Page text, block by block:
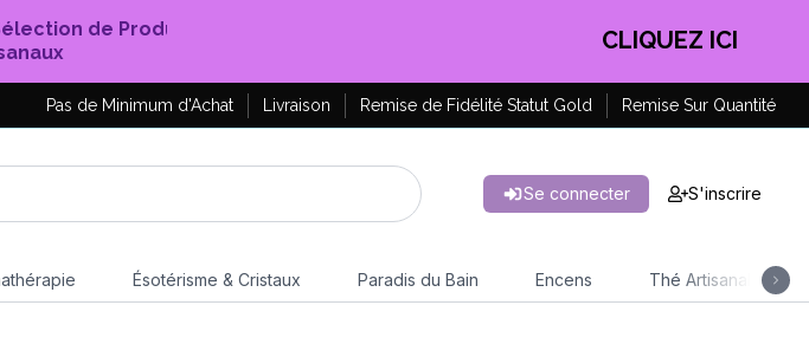
de Produits
CLIQUEZ ICI
Pas de Minimum d'Achat Livraison Remise de Fidélité Statut Gold Remise Sur Quantité
Se connecter S'inscrire
Ésotérisme & Cristaux Paradis du Bain Encens Thé Artisanal